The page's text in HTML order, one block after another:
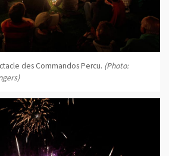
des Commandos Percu. (Photo: